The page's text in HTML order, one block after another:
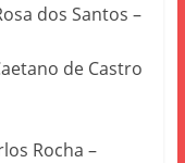
dos Santos –
de Castro
Rocha –